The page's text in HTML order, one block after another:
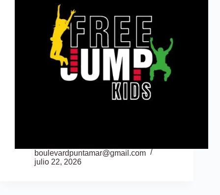
boulevardpuntamar@gmail.com
julio 22, 2026